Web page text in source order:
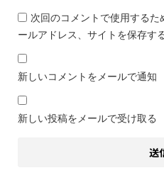
次回のコメントで使用する
ールアドレス、サイトを保存する
新しいコメントをメールで通知
新しい投稿をメールで受け取る